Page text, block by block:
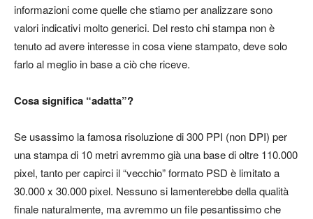
informazioni come quelle che stiamo per analizzare sono
valori indicativi molto generici. Del resto chi stampa non è
tenuto ad avere interesse in cosa viene stampato, deve solo
farlo al meglio in base a ciò che riceve.
Cosa significa “adatta”?
Se usassimo la famosa risoluzione di 300 PPI (non DPI) per
una stampa di 10 metri avremmo già una base di oltre 110.000
pixel, tanto per capirci il “vecchio” formato PSD è limitato a
30.000 x 30.000 pixel. Nessuno si lamenterebbe della qualità
finale naturalmente, ma avremmo un file pesantissimo che